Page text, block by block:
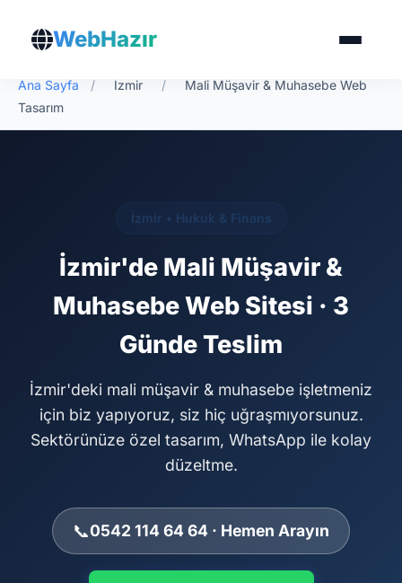
WebHazır
Ana Sayfa / İzmir /
Mali Müşavir & Muhasebe Web
Tasarım
İzmir • Hukuk & Finans
İzmir'de Mali Müşavir &
Muhasebe Web Sitesi · 3
Günde Teslim
İzmir'deki mali müşavir & muhasebe işletmeniz
için biz yapıyoruz, siz hiç uğraşmıyorsunuz.
Sektörünüze özel tasarım, WhatsApp ile kolay
düzeltme.
📞0542 114 64 64 · Hemen Arayın